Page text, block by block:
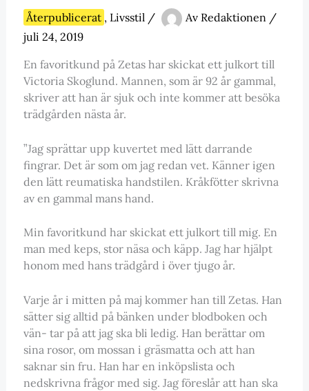
Återpublicerat , Livsstil/ Av Redaktionen /
juli 24, 2019
En favoritkund på Zetas har skickat ett julkort till
Victoria Skoglund. Mannen, som är 92 år gammal,
skriver att han är sjuk och inte kommer att besöka
trädgården nästa år.
”Jag sprättar upp kuvertet med lätt darrande
fingrar. Det är som om jag redan vet. Känner igen
den lätt reumatiska handstilen. Kråkfötter skrivna
av en gammal mans hand.
Min favoritkund har skickat ett julkort till mig. En
man med keps, stor näsa och käpp. Jag har hjälpt
honom med hans trädgård i över tjugo år.
Varje år i mitten på maj kommer han till Zetas. Han
sätter sig alltid på bänken under blodboken och
vän- tar på att jag ska bli ledig. Han berättar om
sina rosor, om mossan i gräsmatta och att han
saknar sin fru. Han har en inköpslista och
nedskrivna frågor med sig. Jag föreslår att han ska